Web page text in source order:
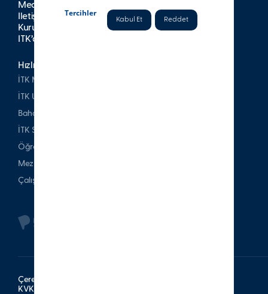
Medya
İletişim
Kurumsal Yayınlar
İTK’da Kariyer
Hızlı Erişim
İTK Mezunları Derneği
İTK Uşakizade Köşkü
Bahattin Tatış Websitesi
İTK Spor Kulubü
Öğrenci & Veli
Mezun
Çalışan
Çerez Politikası
KVKK Aydınlatma Metni
Tercihler
Kabul Et Reddet